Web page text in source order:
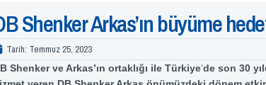
Shenker Arkas’ın büyüme
Tarih: Temmuz 25, 2023
Shenker ve Arkas’ın ortaklığı ile Türkiye‘de son 30